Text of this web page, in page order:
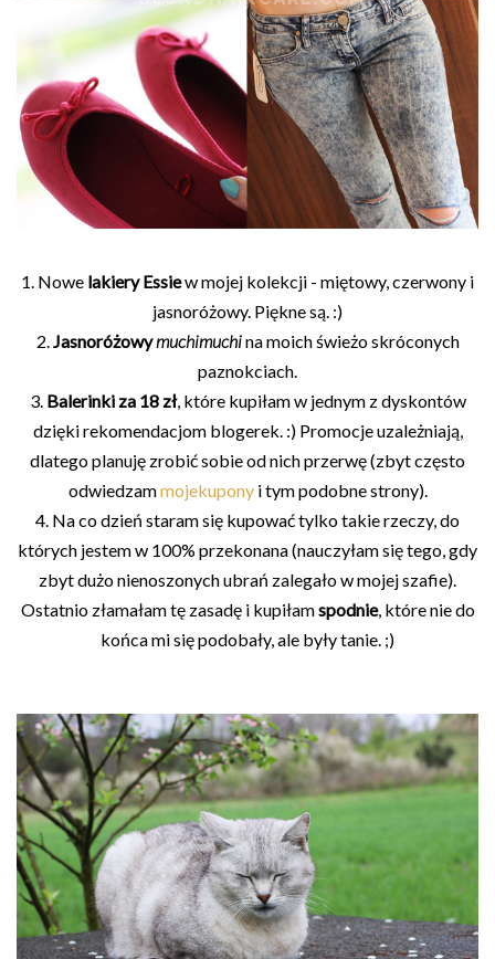
1. Nowe lakiery Essiew mojej kolekcji - miętowy, czerwony i
jasnoróżowy. Piękne są. :)
2. Jasnoróżowymuchimuchina moich świeżo skróconych
paznokciach.
3. Balerinki za 18 zł, które kupiłam w jednym z dyskontów
dzięki rekomendacjom blogerek. :) Promocje uzależniają,
dlatego planuję zrobić sobie od nich przerwę (zbyt często
odwiedzammojekuponyi tym podobne strony).
4. Na co dzień staram się kupować tylko takie rzeczy, do
których jestem w 100% przekonana (nauczyłam się tego, gdy
zbyt dużo nienoszonych ubrań zalegało w mojej szafie).
Ostatnio złamałam tę zasadę i kupiłamspodnie, które nie do
końca mi się podobały, ale były tanie. ;)